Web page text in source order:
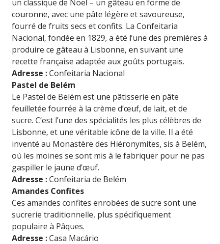
un classique de Noël – un gâteau en forme de
couronne, avec une pâte légère et savoureuse,
fourré de fruits secs et confits. La Confeitaria
Nacional, fondée en 1829, a été l’une des premières à
produire ce gâteau à Lisbonne, en suivant une
recette française adaptée aux goûts portugais.
Adresse :Confeitaria Nacional
Pastel de Belém
Le Pastel de Belém est une pâtisserie en pâte
feuilletée fourrée à la crème d’œuf, de lait, et de
sucre. C’est l’une des spécialités les plus célèbres de
Lisbonne, et une véritable icône de la ville. Il a été
inventé au Monastère des Hiéronymites, sis à Belém,
où les moines se sont mis à le fabriquer pour ne pas
gaspiller le jaune d’œuf.
Adresse :Confeitaria de Belém
Amandes Confites
Ces amandes confites enrobées de sucre sont une
sucrerie traditionnelle, plus spécifiquement
populaire à Pâques.
Adresse :Casa Macário